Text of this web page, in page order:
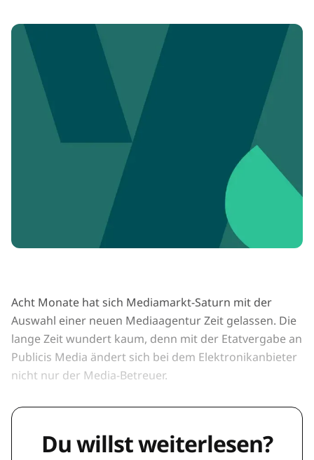
Acht Monate hat sich Mediamarkt-Saturn mit der
Auswahl einer neuen Mediaagentur Zeit gelassen. Die
lange Zeit wundert kaum, denn mit der Etatvergabe an
Publicis Media ändert sich bei dem Elektronikanbieter
nicht nur der Media-Betreuer.
Du willst weiterlesen?